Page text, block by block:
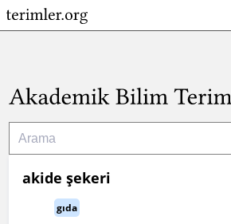
akide şekeri
gıda